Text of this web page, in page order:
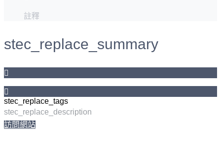
註釋
stec_replace_summary
stec_replace_tags
stec_replace_description
訪問網站